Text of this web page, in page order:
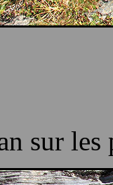
sur les